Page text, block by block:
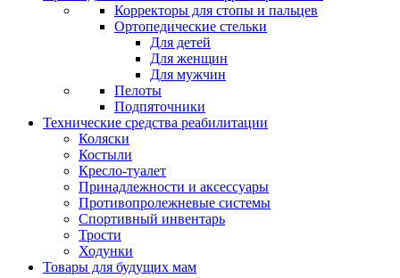
Корректоры для стопы и пальцев
Ортопедические стельки
Для детей
Для женщин
Для мужчин
Пелоты
Подпяточники
Технические средства реабилитации
Коляски
Костыли
Кресло-туалет
Принадлежности и аксессуары
Противопролежневые системы
Спортивный инвентарь
Трости
Ходунки
Товары для будущих мам